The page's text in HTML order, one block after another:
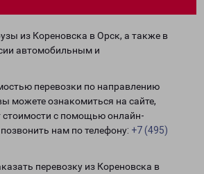
из Кореновска в Орск, а также в
автомобильным и
перевозки по направлению
можете ознакомиться на сайте,
стоимости с помощью онлайн-
нам по телефону: +7 (495)
перевозку из Кореновска в